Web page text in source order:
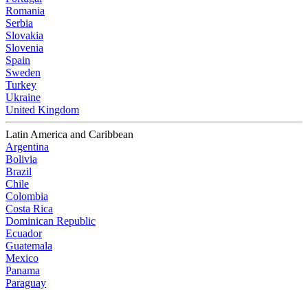
Romania
Serbia
Slovakia
Slovenia
Spain
Sweden
Turkey
Ukraine
United Kingdom
Latin America and Caribbean
Argentina
Bolivia
Brazil
Chile
Colombia
Costa Rica
Dominican Republic
Ecuador
Guatemala
Mexico
Panama
Paraguay